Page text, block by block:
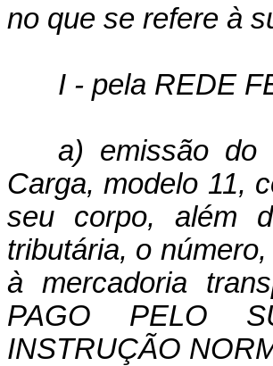
no que se refere à
I - pela REDE
a) emissão do
Carga, modelo 11,
seu corpo, além
tributária, o
à mercadoria
PAGO PELO
INSTRUÇÃO